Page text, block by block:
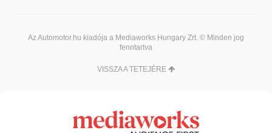
Az Automotor.hu kiadója a Mediaworks Hungary Zrt. © Minden jog
fenntartva
VISSZA A TETEJÉRE